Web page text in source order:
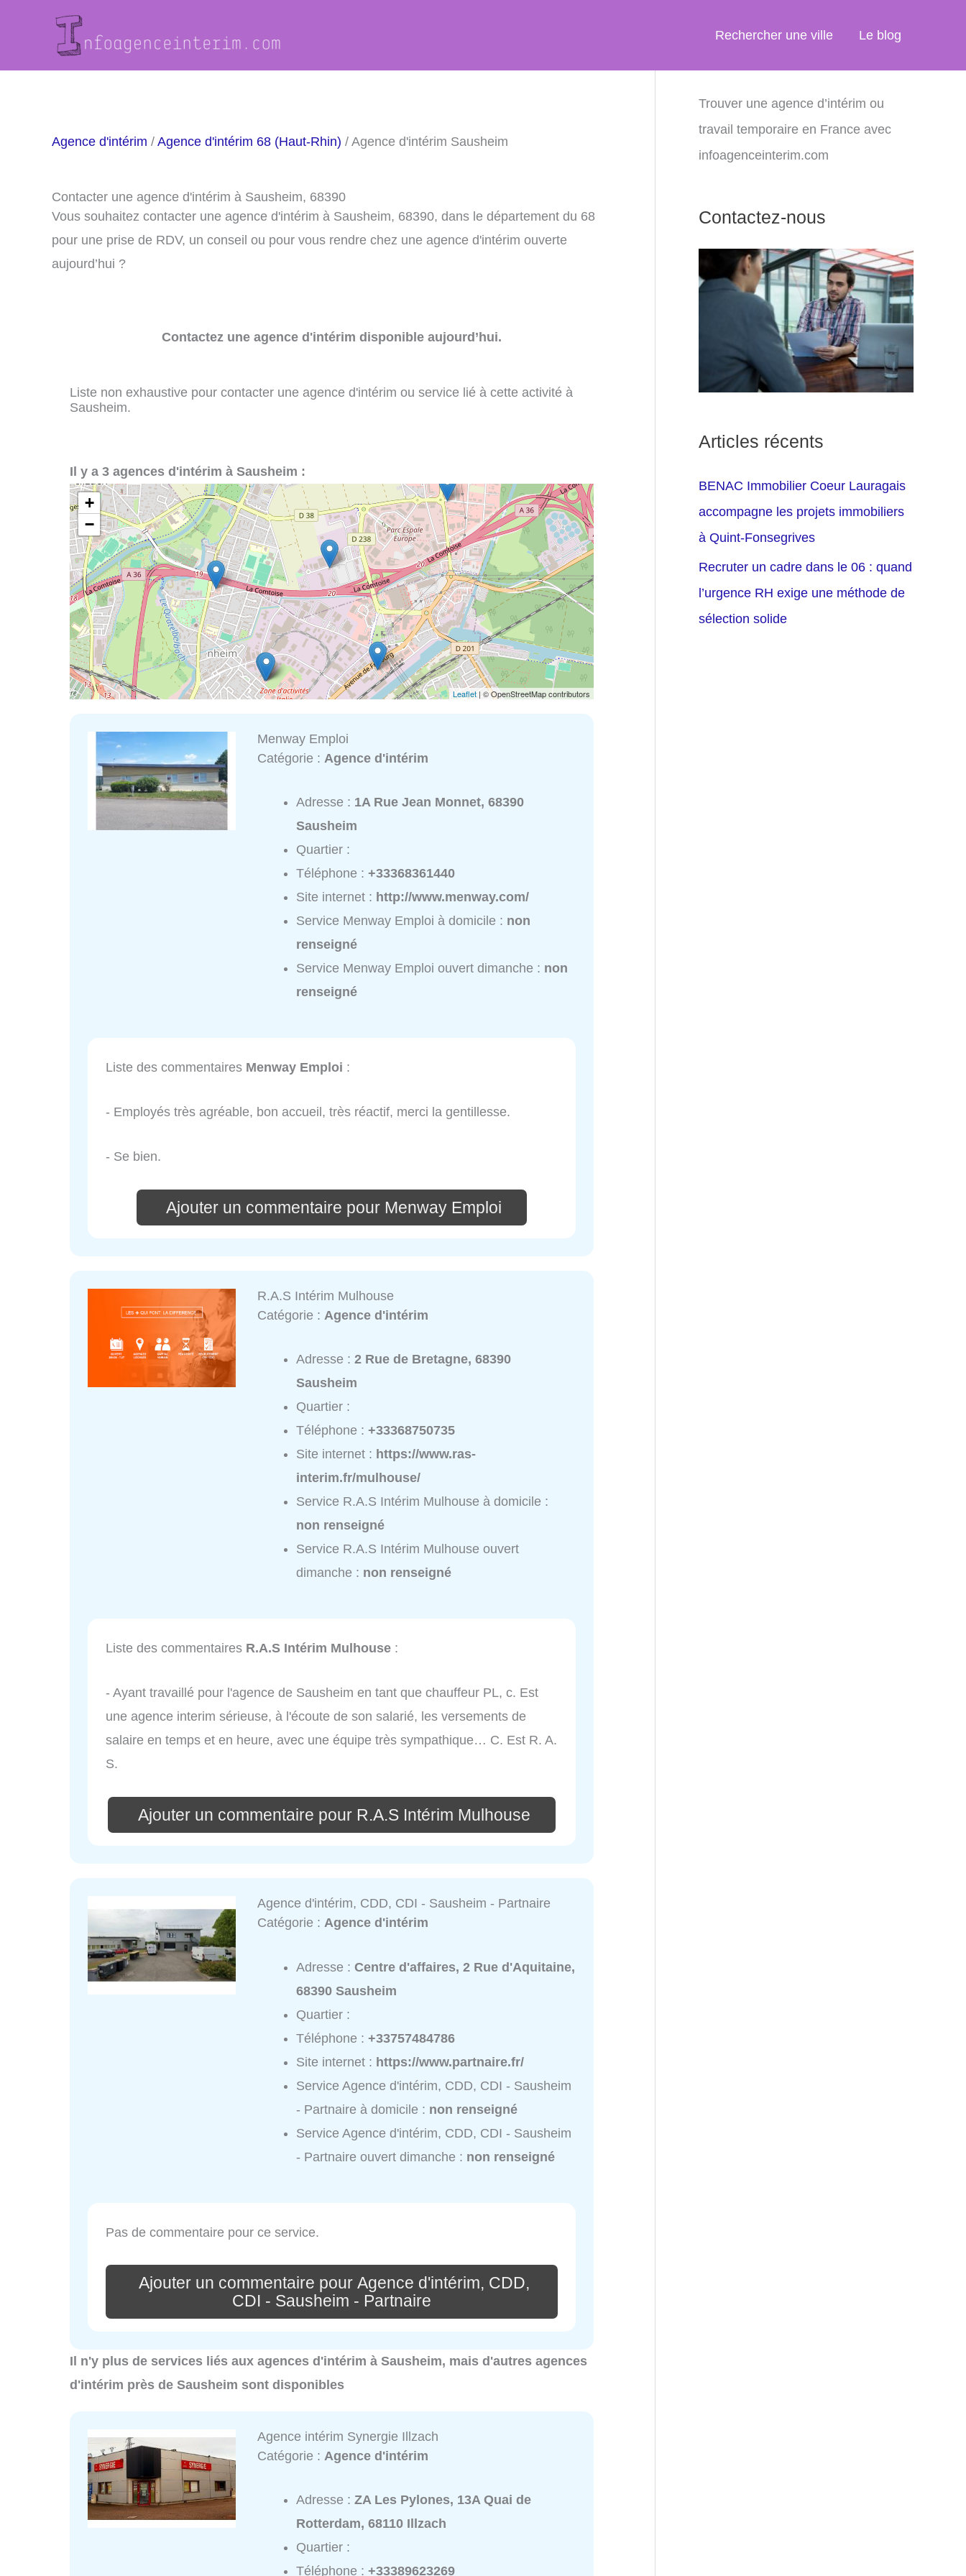
Rechercher une ville Le blog
Agence d'intérim / Agence d'intérim 68 (Haut-Rhin) / Agence d'intérim Sausheim
Contacter une agence d'intérim à Sausheim, 68390
Vous souhaitez contacter une agence d'intérim à Sausheim, 68390, dans le département du 68
pour une prise de RDV, un conseil ou pour vous rendre chez une agence d'intérim ouverte
aujourd’hui ?
Contactez une agence d'intérim disponible aujourd’hui.
Liste non exhaustive pour contacter une agence d'intérim ou service lié à cette activité à
Sausheim.
Il y a 3 agences d'intérim à Sausheim :
+
−
Leaflet | © OpenStreetMap contributors
Menway Emploi
Catégorie : Agence d'intérim
Adresse : 1A Rue Jean Monnet, 68390
Sausheim
Quartier :
Téléphone :+33368361440
Site internet : http://www.menway.com/
Service Menway Emploi à domicile : non
renseigné
Service Menway Emploi ouvert dimanche : non
renseigné
Liste des commentaires Menway Emploi :
- Employés très agréable, bon accueil, très réactif, merci la gentillesse.
- Se bien.
Ajouter un commentaire pour Menway Emploi
R.A.S Intérim Mulhouse
Catégorie : Agence d'intérim
Adresse :2 Rue de Bretagne, 68390
Sausheim
Quartier :
Téléphone :+33368750735
Site internet : https://www.ras-
interim.fr/mulhouse/
Service R.A.S Intérim Mulhouse à domicile :
non renseigné
Service R.A.S Intérim Mulhouse ouvert
dimanche : non renseigné
Liste des commentaires R.A.S Intérim Mulhouse :
- Ayant travaillé pour l'agence de Sausheim en tant que chauffeur PL, c. Est
une agence interim sérieuse, à l'écoute de son salarié, les versements de
salaire en temps et en heure, avec une équipe très sympathique… C. Est R. A.
S.
Ajouter un commentaire pour R.A.S Intérim Mulhouse
Agence d'intérim, CDD, CDI - Sausheim - Partnaire
Catégorie : Agence d'intérim
Adresse :Centre d'affaires, 2 Rue d'Aquitaine,
68390 Sausheim
Quartier :
Téléphone :+33757484786
Site internet : https://www.partnaire.fr/
Service Agence d'intérim, CDD, CDI - Sausheim
- Partnaire à domicile : non renseigné
Service Agence d'intérim, CDD, CDI - Sausheim
- Partnaire ouvert dimanche : non renseigné
Pas de commentaire pour ce service.
Ajouter un commentaire pour Agence d'intérim, CDD,
CDI - Sausheim - Partnaire
Il n'y plus de services liés aux agences d'intérim à Sausheim, mais d'autres agences
d'intérim près de Sausheim sont disponibles
Agence intérim Synergie Illzach
Catégorie : Agence d'intérim
Adresse :ZA Les Pylones, 13A Quai de
Rotterdam, 68110 Illzach
Quartier :
Téléphone :+33389623269
Trouver une agence d’intérim ou
travail temporaire en France avec
infoagenceinterim.com
Contactez-nous
Articles récents
BENAC Immobilier Coeur Lauragais
accompagne les projets immobiliers
à Quint-Fonsegrives
Recruter un cadre dans le 06 : quand
l’urgence RH exige une méthode de
sélection solide